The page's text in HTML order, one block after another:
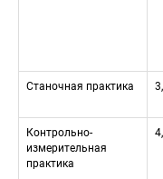
Станочная практика
Контрольно-
измерительная
практика